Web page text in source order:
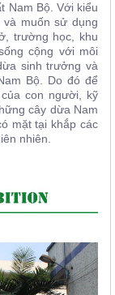
Nam Bộ. Với kiểu
muốn sử dụng
trường học, khu
cộng với môi
sinh trưởng và
Bộ. Do đó để
con người, kỹ
cây dừa Nam
mặt tại khắp các
nhiên.